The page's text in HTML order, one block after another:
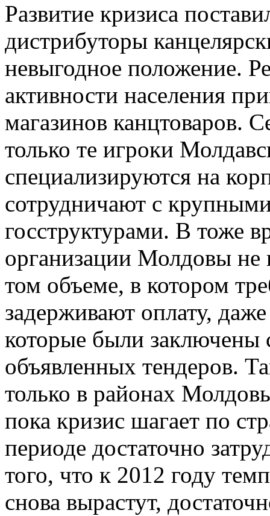
Развитие кризиса
дистрибуторы
невыгодное положение.
активности населения
магазинов канцтоваров.
только те игроки
специализируются на
сотрудничают с
госструктурами. В тоже
организации Молдовы не
том объеме, в котором
задерживают оплату,
которые были заключены
объявленных тендеров.
только в районах
пока кризис шагает по
периоде достаточно
того, что к 2012 году
снова вырастут,